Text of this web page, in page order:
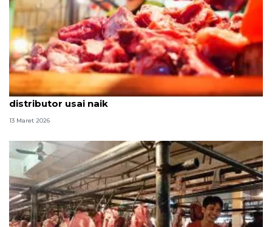
Pemerintah stabilkan harga daging sapi tingkat
distributor usai naik
13 Maret 2026